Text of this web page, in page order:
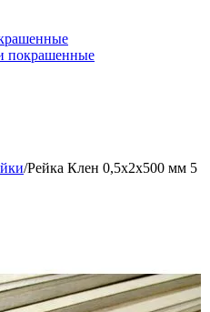
покрашенные
/Рейка Клен 0,5х2х500 мм 5